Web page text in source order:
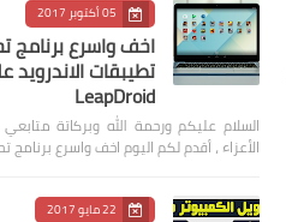
05 أكتوبر 2017
اخف واسرع برنامج
تطيبقات الاندرويد
LeapDroid
السلام عليكم ورحمة الله وبركاتة
الأعزاء ، أقدم لكم اليوم اخف واسرع برنامج
22 مايو 2017